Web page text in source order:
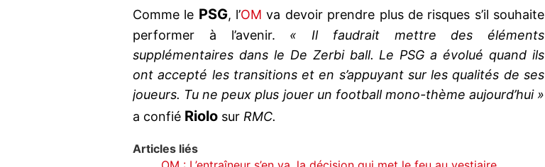
Comme le PSG, l’OMva devoir prendre plus de risques s’il souhaite
performer à l’avenir. « Il faudrait mettre des éléments
supplémentaires dans le De Zerbi ball. Le PSG a évolué quand ils
ont accepté les transitions et en s’appuyant sur les qualités de ses
joueurs. Tu ne peux plus jouer un football mono-thème aujourd’hui »
a confié Riolo sur RMC.
Articles liés